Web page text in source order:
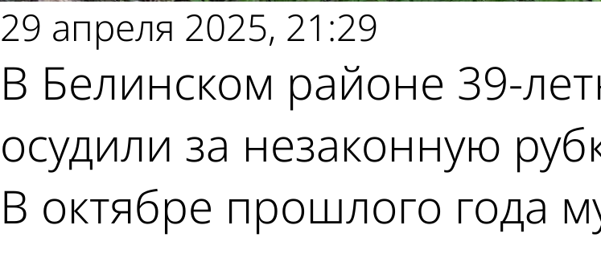
29 апреля 2025, 21:29
В Белинском районе 39-
осудили за незаконную
В октябре прошлого года